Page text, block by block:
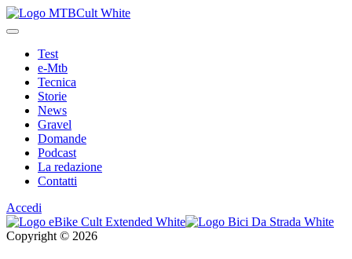
Test
e-Mtb
Tecnica
Storie
News
Gravel
Domande
Podcast
La redazione
Contatti
Accedi
Copyright © 2026